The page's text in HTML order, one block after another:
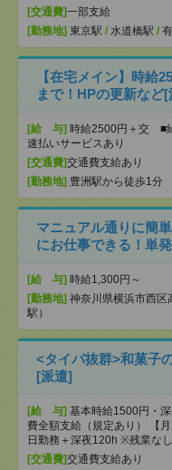
[交通費]一部支給
[勤務地] 東京駅 / 水道橋駅 /
【在宅メイン】時給
まで！HPの更新など[
[給 与] 時給2500円＋交 ■
速払いサービスあり
[交通費]交通費支給あり
[勤務地] 豊洲駅から徒歩1分
マニュアル通りに簡
にお仕事できる！単
[給 与] 時給1,300円～
[勤務地] 神奈川県横浜市西区
駅）
<タイパ抜群>和菓子
[派遣]
[給 与] 基本時給1500円・
費全額支給（規定あり） 【
日勤務＋深夜120h ※残業なし
[交通費]交通費支給あり